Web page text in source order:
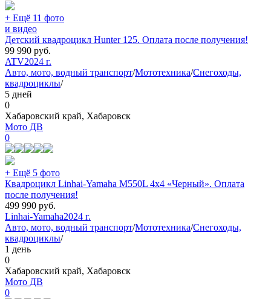
+ Ещё 11 фото
и видео
Детский квадроцикл Hunter 125. Оплата после получения!
99 990 руб.
ATV2024 г.
Авто, мото, водный транспорт/Мототехника/Снегоходы,
квадроциклы/
5 дней
0
Хабаровский край, Хабаровск
Мото ДВ
0
+ Ещё 5 фото
Квадроцикл Linhai-Yamaha M550L 4x4 «Черный». Оплата
после получения!
499 990 руб.
Linhai-Yamaha2024 г.
Авто, мото, водный транспорт/Мототехника/Снегоходы,
квадроциклы/
1 день
0
Хабаровский край, Хабаровск
Мото ДВ
0